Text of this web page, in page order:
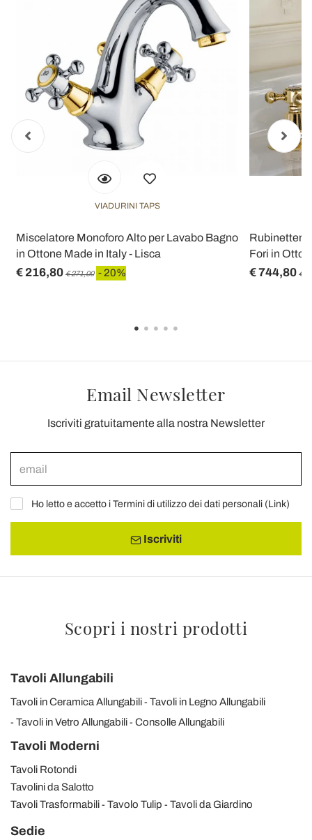
VIADURINI TAPS
Miscelatore Monoforo Alto per Lavabo Bagno
in Ottone Made in Italy - Lisca
€ 216,80 € 271,00 - 20%
Fori in
€ 744,80 €
Email Newsletter
Iscriviti gratuitamente alla nostra Newsletter
Ho letto e accetto i Termini di utilizzo dei dati personali (Link)
Iscriviti
Scopri i nostri prodotti
Tavoli Allungabili
Tavoli in Ceramica Allungabili
Tavoli in Legno Allungabili
Tavoli in Vetro Allungabili
Consolle Allungabili
Tavoli Moderni
Tavoli Rotondi
Tavolini da Salotto
Tavoli Trasformabili
Tavolo Tulip Tavoli da Giardino
Sedie